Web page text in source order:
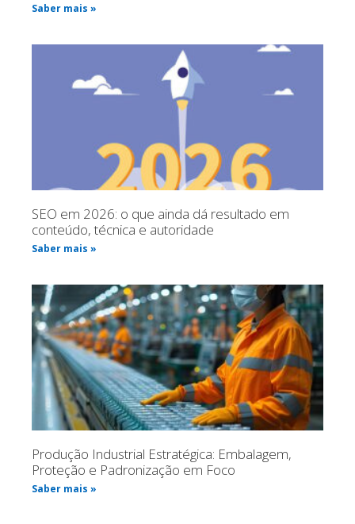
Saber mais »
SEO em 2026: o que ainda dá resultado em
conteúdo, técnica e autoridade
Saber mais »
Produção Industrial Estratégica: Embalagem,
Proteção e Padronização em Foco
Saber mais »